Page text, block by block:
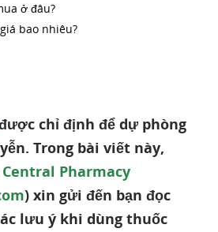
ở đâu?
bao nhiêu?
chỉ định để dự phòng
Trong bài viết này,
Pharmacy
) xin gửi đến bạn đọc
lưu ý khi dùng thuốc